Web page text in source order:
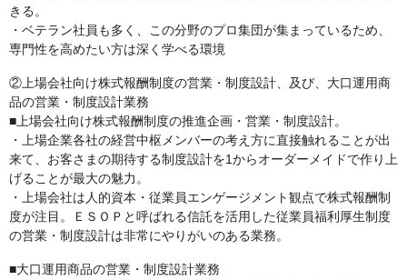
きる。
・ベテラン社員も多く、この分野のプロ集団が集まっているため、
専門性を高めたい方は深く学べる環境
②上場会社向け株式報酬制度の営業・制度設計、及び、大口運用商
品の営業・制度設計業務
■上場会社向け株式報酬制度の推進企画・営業・制度設計。
・上場企業各社の経営中枢メンバーの考え方に直接触れることが出
来て、お客さまの期待する制度設計を1からオーダーメイドで作り上
げることが最大の魅力。
・上場会社は人的資本・従業員エンゲージメント観点で株式報酬制
度が注目。ＥＳＯＰと呼ばれる信託を活用した従業員福利厚生制度
の営業・制度設計は非常にやりがいのある業務。
■大口運用商品の営業・制度設計業務